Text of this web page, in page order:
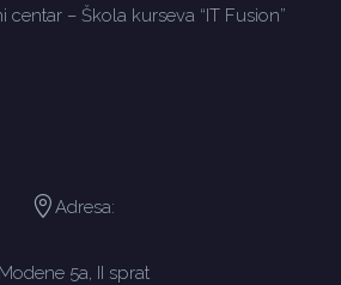
centar – Škola kurseva “IT Fusion”
Adresa:
Modene 5a, II sprat